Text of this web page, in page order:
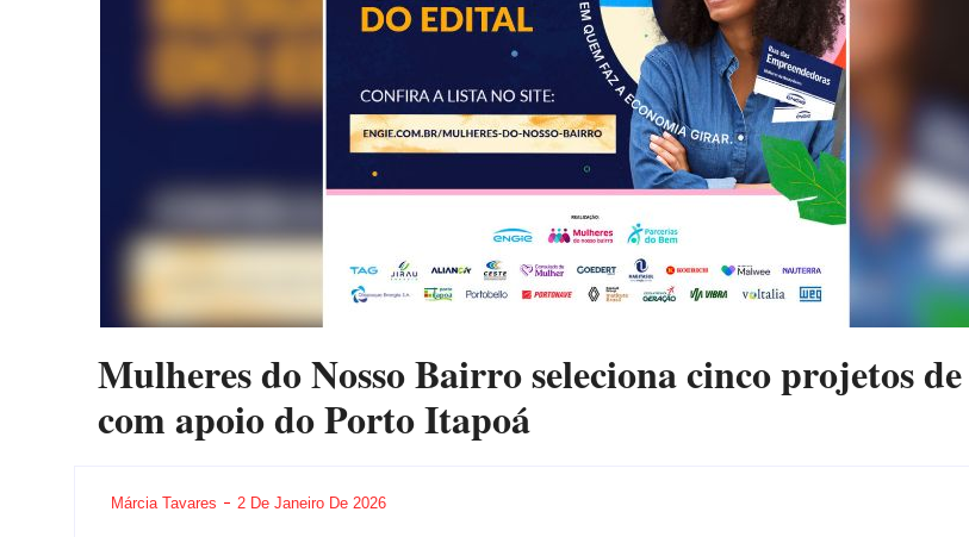
Mulheres do Nosso Bairro seleciona cinco projetos
com apoio do Porto Itapoá
Márcia Tavares 2 De Janeiro De 2026